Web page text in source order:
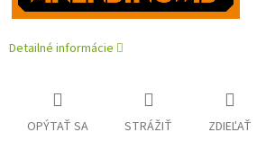
Detailné informácie
OPÝTAŤ SA STRÁŽIŤ ZDIEĽAŤ